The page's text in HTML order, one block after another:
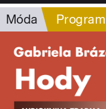
Móda Program